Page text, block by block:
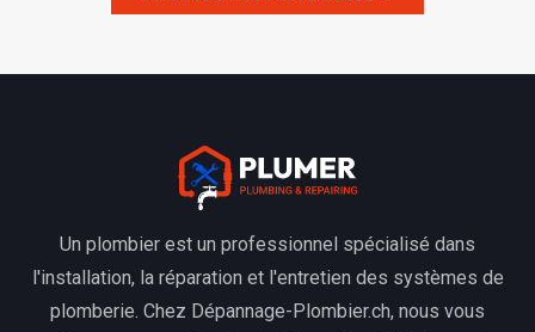
Un plombier est un professionnel spécialisé dans
l'installation, la réparation et l'entretien des systèmes de
plomberie. Chez Dépannage-Plombier.ch, nous vous